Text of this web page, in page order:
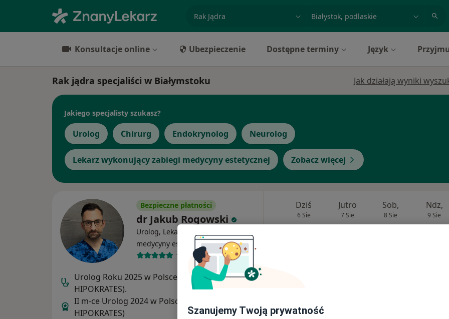
Konsultacje online Ubezpieczenie Dostępne terminy Język
Rak jądra specjaliści w Białymstoku Jak działają wyniki
Jakiego specjalisty szukasz?
Urolog Chirurg Endokrynolog Neurolog
Lekarz wykonujący zabiegi medycyny estetycznej Zobacz więcej
Bezpieczne płatności
dr Jakub Rogowski
Urolog, Lekarz wykonujący zabiegi
medycyny estetycznej·Więcej
1197 opinii
Urolog Roku 2025 w Polsce (Konkurs
HIPOKRATES).
II m-ce Urolog 2024 w Polsce (Konkurs
HIPOKRATES)
Dziś
6 Sie
Jutro
7 Sie
Sob,
8 Sie
Ndz,
9 Sie
Szanujemy Twoją prywatność